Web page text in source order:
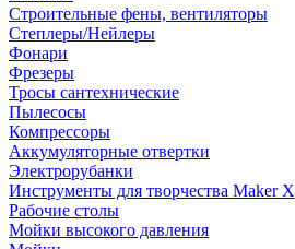
Строительные фены, вентиляторы
Степлеры/Нейлеры
Фонари
Фрезеры
Тросы сантехнические
Пылесосы
Компрессоры
Аккумуляторные отвертки
Электрорубанки
Инструменты для творчества Maker X
Рабочие столы
Мойки высокого давления